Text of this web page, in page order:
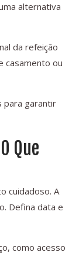
alternativa
da refeição
casamento ou
para garantir
Que
cuidadoso. A
Defina data e
como acesso